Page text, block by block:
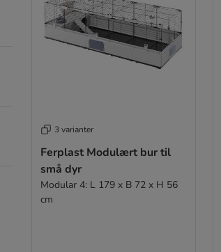
3 varianter
Ferplast Modulært bur til
små dyr
Modular 4: L 179 x B 72 x H 56
cm